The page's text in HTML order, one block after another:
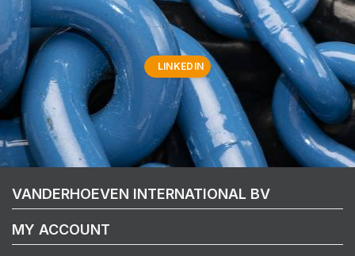
LINKEDIN
VANDERHOEVEN INTERNATIONAL BV
MY ACCOUNT